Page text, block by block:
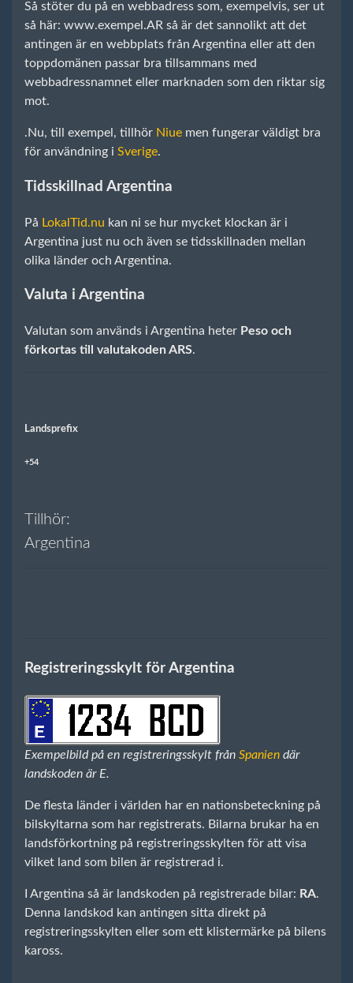
Så stöter du på en webbadress som, exempelvis, ser ut
så här: www.exempel.AR så är det sannolikt att det
antingen är en webbplats från Argentina eller att den
toppdomänen passar bra tillsammans med
webbadressnamnet eller marknaden som den riktar sig
mot.
.Nu, till exempel, tillhör Niue men fungerar väldigt bra
för användning i Sverige.
Tidsskillnad Argentina
På LokalTid.nu kan ni se hur mycket klockan är i
Argentina just nu och även se tidsskillnaden mellan
olika länder och Argentina.
Valuta i Argentina
Valutan som används i Argentina heter Peso och
förkortas till valutakoden ARS.
Landsprefix
+54
Tillhör:
Argentina
Registreringsskylt för Argentina
Exempelbild på en registreringsskylt från Spanien där
landskoden är E.
De flesta länder i världen har en nationsbeteckning på
bilskyltarna som har registrerats. Bilarna brukar ha en
landsförkortning på registreringsskylten för att visa
vilket land som bilen är registrerad i.
I Argentina så är landskoden på registrerade bilar: RA.
Denna landskod kan antingen sitta direkt på
registreringsskylten eller som ett klistermärke på bilens
kaross.